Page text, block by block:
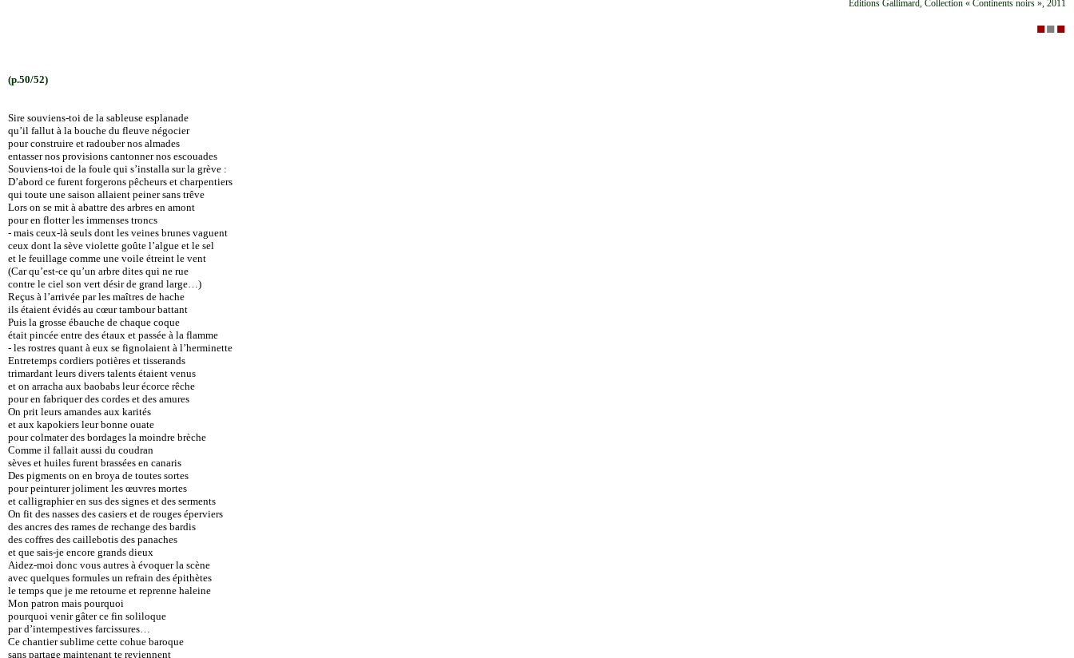
Éditions Gallimard, Collection « Continents noirs », 2011
■■■
(p.50/52)
Sire souviens-toi de la sableuse esplanade
qu’il fallut à la bouche du fleuve négocier
pour construire et radouber nos almades
entasser nos provisions cantonner nos escouades
Souviens-toi de la foule qui s’installa sur la grève :
D’abord ce furent forgerons pêcheurs et charpentiers
qui toute une saison allaient peiner sans trêve
Lors on se mit à abattre des arbres en amont
pour en flotter les immenses troncs
- mais ceux-là seuls dont les veines brunes vaguent
ceux dont la sève violette goûte l’algue et le sel
et le feuillage comme une voile étreint le vent
(Car qu’est-ce qu’un arbre dites qui ne rue
contre le ciel son vert désir de grand large…)
Reçus à l’arrivée par les maîtres de hache
ils étaient évidés au cœur tambour battant
Puis la grosse ébauche de chaque coque
était pincée entre des étaux et passée à la flamme
- les rostres quant à eux se fignolaient à l’herminette
Entretemps cordiers potières et tisserands
trimardant leurs divers talents étaient venus
et on arracha aux baobabs leur écorce rêche
pour en fabriquer des cordes et des amures
On prit leurs amandes aux karités
et aux kapokiers leur bonne ouate
pour colmater des bordages la moindre brèche
Comme il fallait aussi du coudran
sèves et huiles furent brassées en canaris
Des pigments on en broya de toutes sortes
pour peinturer joliment les œuvres mortes
et calligraphier en sus des signes et des serments
On fit des nasses des casiers et de rouges éperviers
des ancres des rames de rechange des bardis
des coffres des caillebotis des panaches
et que sais-je encore grands dieux
Aidez-moi donc vous autres à évoquer la scène
avec quelques formules un refrain des épithètes
le temps que je me retourne et reprenne haleine
Mon patron mais pourquoi
pourquoi venir gâter ce fin soliloque
par d’intempestives farcissures…
Ce chantier sublime cette cohue baroque
sans partage maintenant te reviennent